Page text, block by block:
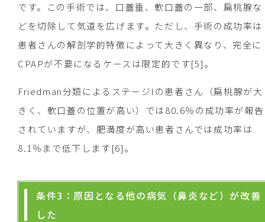
です。この手術では、口蓋垂、軟口蓋の一部、扁桃腺な
どを切除して気道を広げます。ただし、手術の成功率は
患者さんの解剖学的特徴によって大きく異なり、完全に
CPAPが不要になるケースは限定的です[5]。
Friedman分類によるステージIの患者さん（扁桃腺が大
きく、軟口蓋の位置が高い）では80.6％の成功率が報告
されていますが、肥満度が高い患者さんでは成功率は
8.1％まで低下します[6]。
条件3：原因となる他の病気（鼻炎など）が改善
した